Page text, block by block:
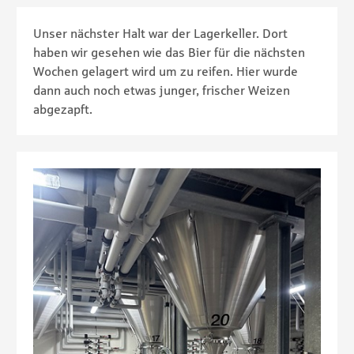
Unser nächster Halt war der Lagerkeller. Dort
haben wir gesehen wie das Bier für die nächsten
Wochen gelagert wird um zu reifen. Hier wurde
dann auch noch etwas junger, frischer Weizen
abgezapft.